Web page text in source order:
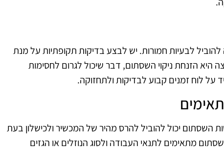
לבעיות חמורות. יש לבצע בדיקות תקופתיות על מנת
היא הזנחת ניקוי השסתום, דבר שיכול לגרום לחסימות
על לוח זמנים קבוע לבדיקות ולתחזוקה.
השסתום יכול להוביל להרס מהיר של המכשיר ולכישלון בעת
מתאימים לתנאי העבודה ולסוג הנוזלים או הגזים